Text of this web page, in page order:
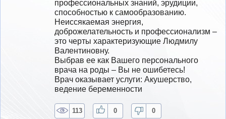
профессиональных знаний, эрудиции,
способностью к самообразованию.
Неиссякаемая энергия,
доброжелательность и профессионализм –
это черты характеризующие Людмилу
Валентиновну.
Выбрав ее как Вашего персонального
врача на роды – Вы не ошибетесь!
Врач оказывает услуги: Акушерство,
ведение беременности
113 0 0